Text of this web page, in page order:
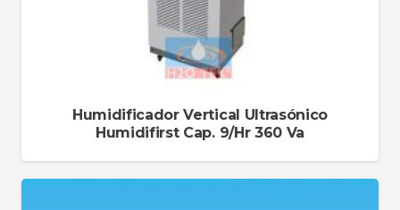
Humidificador Vertical Ultrasónico
Humidifirst Cap. 9/Hr 360 Va